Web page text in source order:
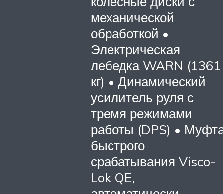
механической
обработкой •
Электрическая
лебедка WARN (1361
кг) • Динамический
усилитель руля с
тремя режимами
работы (DPS) •
быстрого
срабатывания Visco-
Lok QE,